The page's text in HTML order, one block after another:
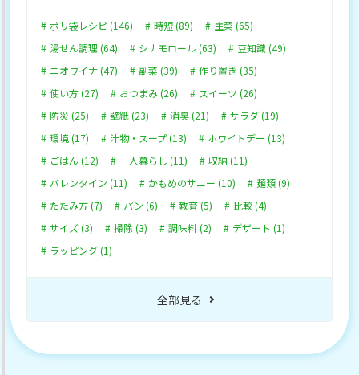
ポリ袋レシピ (146) 時短 (89)
主菜 (65)
湯せん調理 (64)
シナモロール (63)
豆知識 (49)
ニオワイナ (47)
副菜 (39)
作り置き (35)
使い方 (27)
おつまみ (26)
スイーツ (26)
防災 (25)
壁紙 (23) 消臭 (21)
サラダ (19)
環境 (17)
汁物・スープ (13)
ホワイトデー (13)
ごはん (12)
一人暮らし (11)
収納 (11)
バレンタイン (11)
かもめのサニー (10)
麺類 (9)
たたみ方 (7)
パン (6) 教育 (5)
比較 (4)
サイズ (3)
掃除 (3) 調味料 (2)
デザート (1)
ラッピング (1)
全部見る